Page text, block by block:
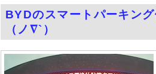
高ぇよ…〈年金月10万円〉74歳おひとりさま男
登山中、トレッキングポールが体に突き刺さっ
大阪の「ガチでうまいラーメン」Tier表
【Xの車窓から】オービスかと思ったら野生の
【画像】福岡、こんなのが普通に走ってるｗｗ
BYDのスマートパーキン
（ノ∇`）